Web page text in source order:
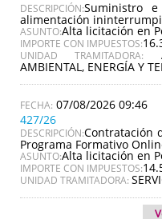
DESCRIPCIÓN:Suministro
alimentación
ASUNTO:Alta licitación en
IMPORTE CON IMPUESTOS:
UNIDAD TRAMITADORA:
AMBIENTAL, ENERGÍA Y
07/08/2026 09:46
427/26
DESCRIPCIÓN:Contratación
Programa Formativo
ASUNTO:Alta licitación en
IMPORTE CON IMPUESTOS:
UNIDAD TRAMITADORA: